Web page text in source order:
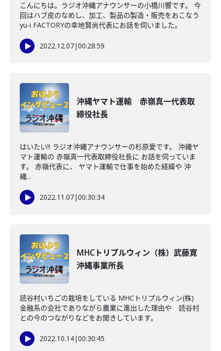
こんにちは。ラジオ沖縄アナウンサーの小橋川響です。 今
回はハブ皮のなめし、加工、製品の製造・販売をおこなう
yu-i FACTORYの幸地賢尚代表にお話を伺いました。
2022.12.07|00:28:59
沖縄ヤマト運輸 赤嶺真一代表取
締役社長
はいたい!! ラジオ沖縄アナウンサーの杉原愛です。 沖縄ヤ
マト運輸の 赤嶺真一代表取締役社長に お話を伺っていま
す。 赤嶺代表に、 ヤマト運輸で仕事を始めた経緯や 沖
縄...
2022.11.07|00:30:34
MHCトリプルウィン（株）武藤寛
沖縄事業所長
読谷村いちごの栽培をしている MHCトリプルウィン(株)
金融系の会社でありながら農業に進出した理由や 読谷村
との今のつながりなどをお聞きしています。
2022.10.14|00:30:45